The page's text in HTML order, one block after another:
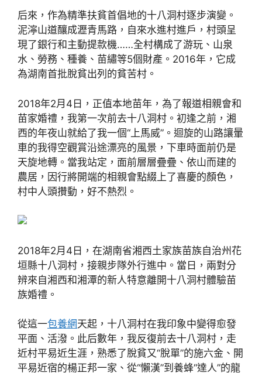
后來，作為精準扶貧首倡地的十八洞村逐步演變。
泥濘山道釀成瀝青馬路，自來水進村進戶，村頭呈
現了銀行和主動提款機……全村構成了游玩、山泉
水、勞務、種養、苗繡等5個財產。2016年，它成
為湖南首批脫貧出列的貧苦村。
2018年2月4日，正值本地苗年，為了報道相親會和
苗家婚禮，我第一次前去十八洞村。初逢之前，湘
西的年夜山就給了我一個“上馬威”。迴旋的山路讓暈
車的我得空觀賞沿途漂亮的風景，下車時面前仍是
天旋地轉。當我站定，面前層層疊疊、依山而建的
農居，因行將開端的相親會點綴上了喜慶的顏色，
村中人頭攢動，好不熱烈。
2018年2月4日，在湖南省湘西土家族苗族自治州花
垣縣十八洞村，接親步隊外行進中。當日，兩對分
辨來自湘西和湘潭的新人特意離開十八洞村體驗苗
族婚禮。
從這一包養網天起，十八洞村在我印象中變得愈發
平面、活潑。此后數年，我反復前去十八洞村，走
近村平易近生涯，熟悉了脫貧又“脫單”的施六金、開
平易近宿的楊正邦一家、從“懶漢”到養蜂“達人”的龍